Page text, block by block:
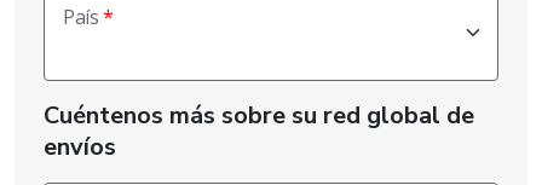
País
Cuéntenos más sobre su red global de
envíos